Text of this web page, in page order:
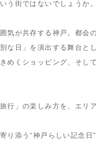
う街ではないでしょうか。
気が共存する神戸。都会
な日」を演出する舞台と
めくショッピング、そし
行」の楽しみ方を、エリ
り添う“神戸らしい記念日